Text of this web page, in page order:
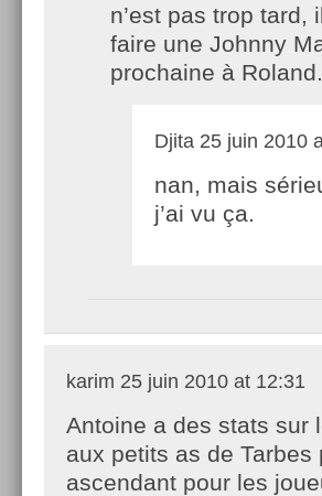
n’est pas trop
faire une Johnny
prochaine à
Djita 25 juin 2010
nan, mais
j’ai vu ça.
karim 25 juin 2010 at 12:31
Antoine a des stats sur
aux petits as de
ascendant pour les